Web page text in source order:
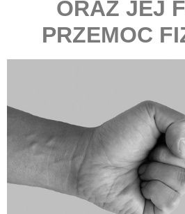
ORAZ JEJ
PRZEMOC